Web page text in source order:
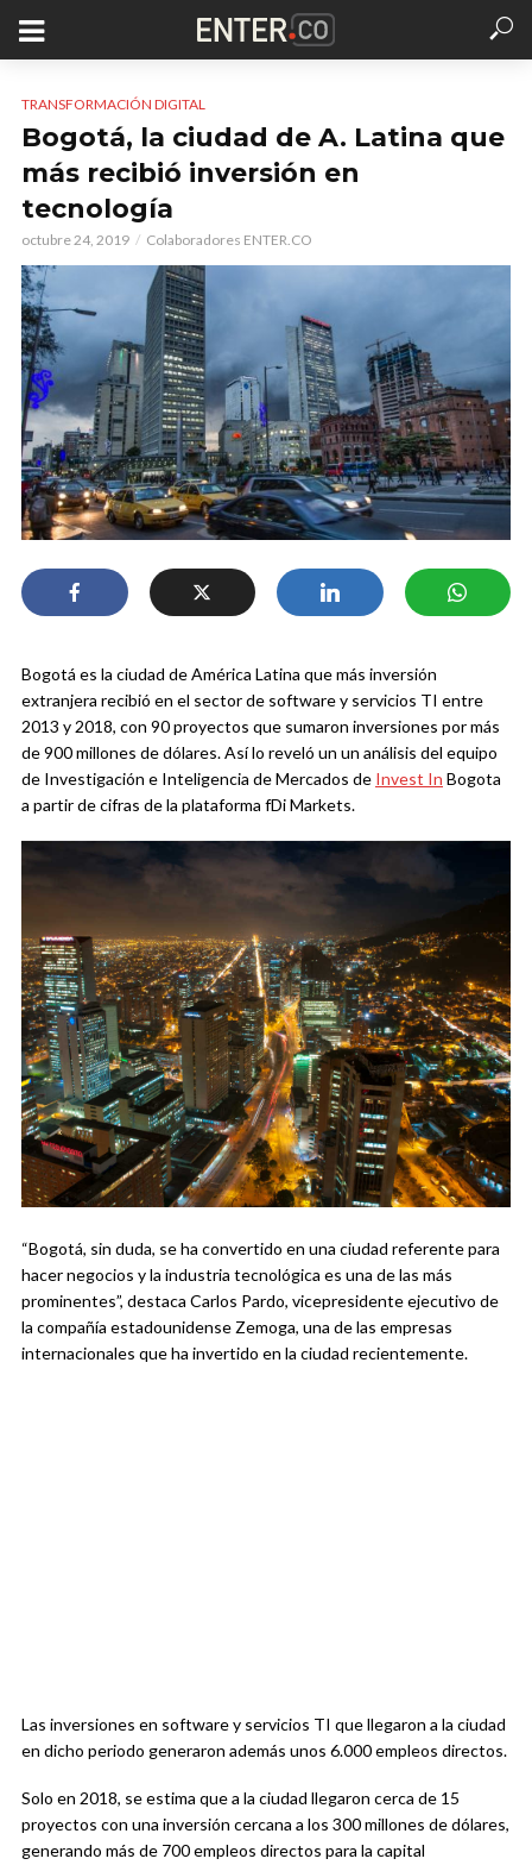
TRANSFORMACIÓN DIGITAL
Bogotá, la ciudad de A. Latina que
más recibió inversión en
tecnología
octubre 24, 2019 Colaboradores ENTER.CO
Bogotá es la ciudad de América Latina que más inversión
extranjera recibió en el sector de software y servicios TI entre
2013 y 2018, con 90 proyectos que sumaron inversiones por más
de 900 millones de dólares. Así lo reveló un un análisis del equipo
de Investigación e Inteligencia de Mercados de Invest In Bogota
a partir de cifras de la plataforma fDi Markets.
“Bogotá, sin duda, se ha convertido en una ciudad referente para
hacer negocios y la industria tecnológica es una de las más
prominentes”, destaca Carlos Pardo, vicepresidente ejecutivo de
la compañía estadounidense Zemoga, una de las empresas
internacionales que ha invertido en la ciudad recientemente.
Las inversiones en software y servicios TI que llegaron a la ciudad
en dicho periodo generaron además unos 6.000 empleos directos.
Solo en 2018, se estima que a la ciudad llegaron cerca de 15
proyectos con una inversión cercana a los 300 millones de dólares,
generando más de 700 empleos directos para la capital